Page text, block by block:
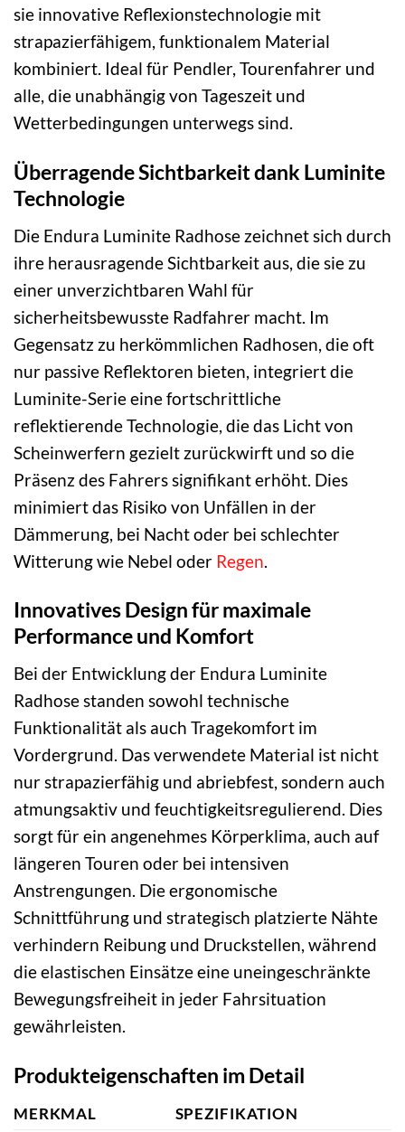
sie innovative Reflexionstechnologie mit
strapazierfähigem, funktionalem Material
kombiniert. Ideal für Pendler, Tourenfahrer und
alle, die unabhängig von Tageszeit und
Wetterbedingungen unterwegs sind.
Überragende Sichtbarkeit dank Luminite
Technologie
Die Endura Luminite Radhose zeichnet sich durch
ihre herausragende Sichtbarkeit aus, die sie zu
einer unverzichtbaren Wahl für
sicherheitsbewusste Radfahrer macht. Im
Gegensatz zu herkömmlichen Radhosen, die oft
nur passive Reflektoren bieten, integriert die
Luminite-Serie eine fortschrittliche
reflektierende Technologie, die das Licht von
Scheinwerfern gezielt zurückwirft und so die
Präsenz des Fahrers signifikant erhöht. Dies
minimiert das Risiko von Unfällen in der
Dämmerung, bei Nacht oder bei schlechter
Witterung wie Nebel oder Regen
Innovatives Design für maximale
Performance und Komfort
Bei der Entwicklung der Endura Luminite
Radhose standen sowohl technische
Funktionalität als auch Tragekomfort im
Vordergrund. Das verwendete Material ist nicht
nur strapazierfähig und abriebfest, sondern auch
atmungsaktiv und feuchtigkeitsregulierend. Dies
sorgt für ein angenehmes Körperklima, auch auf
längeren Touren oder bei intensiven
Anstrengungen. Die ergonomische
Schnittführung und strategisch platzierte Nähte
verhindern Reibung und Druckstellen, während
die elastischen Einsätze eine uneingeschränkte
Bewegungsfreiheit in jeder Fahrsituation
gewährleisten.
Produkteigenschaften im Detail
MERKMAL SPEZIFIKATION